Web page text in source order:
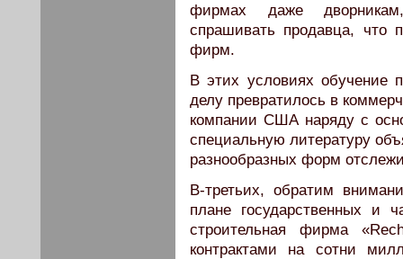
фирмах даже
спрашивать продавца, что
фирм.
В этих условиях обучение
делу превратилось в
компании США наряду с
специальную литературу
разнообразных форм
В-третьих, обратим
плане государственных и
строительная фирма
контрактами на сотни